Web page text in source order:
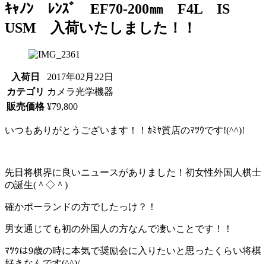
ｷｬﾉﾝ ﾚﾝｽﾞ EF70-200㎜ F4L IS
USM 入荷いたしました！！
入荷日
2017年02月22日
カテゴリ カメラ光学機器
販売価格 ¥79,800
いつもありがとうございます！！ｶﾐﾔ質店のﾏﾂｳです!(^^)!
先日将棋界に良いニュースがありました！初女性外国人棋士
の誕生(＾◇＾)
確かポーランドの方でしたっけ？！
男女通じても初の外国人の方なんで凄いことです！！
ﾏﾂｳは9歳の時に本気で奨励会に入りたいと思ったくらい将棋